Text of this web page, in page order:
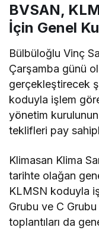
BVSAN,
İçin Genel
Bülbüloğlu Vinç
Çarşamba günü
gerçekleştirecek
koduyla işlem
yönetim
teklifleri pay
Klimasan Klima
tarihte olağan
KLMSN koduyla
Grubu ve C
toplantıları da